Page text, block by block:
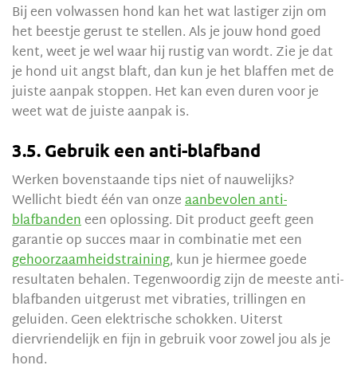
Bij een volwassen hond kan het wat lastiger zijn om
het beestje gerust te stellen. Als je jouw hond goed
kent, weet je wel waar hij rustig van wordt. Zie je dat
je hond uit angst blaft, dan kun je het blaffen met de
juiste aanpak stoppen. Het kan even duren voor je
weet wat de juiste aanpak is.
3.5. Gebruik een anti-blafband
Werken bovenstaande tips niet of nauwelijks?
Wellicht biedt één van onzeaanbevolen anti-
blafbandeneen oplossing. Dit product geeft geen
garantie op succes maar in combinatie met een
gehoorzaamheidstraining, kun je hiermee goede
resultaten behalen. Tegenwoordig zijn de meeste anti-
blafbanden uitgerust met vibraties, trillingen en
geluiden. Geen elektrische schokken. Uiterst
diervriendelijk en fijn in gebruik voor zowel jou als je
hond.